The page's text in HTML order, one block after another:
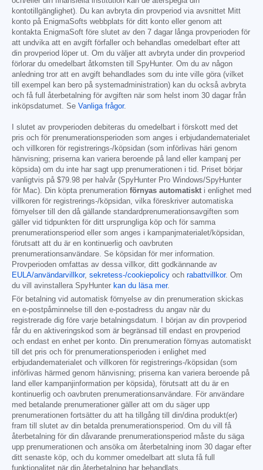
kontotillgänglighet). Du kan avbryta din provperiod via avsnittet Mitt
konto på EnigmaSofts webbplats för ditt konto eller genom att
kontakta EnigmaSoft före slutet av den 7 dagar långa provperioden för
att undvika att en avgift förfaller och behandlas omedelbart efter att
din provperiod löper ut. Om du väljer att avbryta under din provperiod
förlorar du omedelbart åtkomsten till SpyHunter. Om du av någon
anledning tror att en avgift behandlades som du inte ville göra (vilket
till exempel kan bero på systemadministration) kan du också avbryta
och få full återbetalning för avgiften när som helst inom 30 dagar från
inköpsdatumet. Se Vanliga frågor.
I slutet av provperioden debiteras du omedelbart i förskott med det
pris och för prenumerationsperioden som anges i erbjudandematerialet
och villkoren för registrerings-/köpsidan (som införlivas häri genom
hänvisning; priserna kan variera beroende på land eller kampanj per
köpsida) om du inte har sagt upp prenumerationen i tid. Priset börjar
vanligtvis på $79.98 per halvår (SpyHunter Pro Windows/SpyHunter
för Mac). Din köpta prenumeration förnyas automatiskt i enlighet med
villkoren för registrerings-/köpsidan, vilka föreskriver automatiska
förnyelser till den då gällande standardprenumerationsavgiften som
gäller vid tidpunkten för ditt ursprungliga köp och för samma
prenumerationsperiod eller som anges i kampanjmaterialet/köpsidan,
förutsatt att du är en kontinuerlig och oavbruten
prenumerationsanvändare. Se köpsidan för mer information.
Provperioden omfattas av dessa villkor, ditt godkännande av
EULA/användarvillkor, sekretess-/cookiepolicy och rabattvillkor. Om
du vill avinstallera SpyHunter kan du läsa mer.
För betalning vid automatisk förnyelse av din prenumeration skickas
en e-postpåminnelse till den e-postadress du angav när du
registrerade dig före varje betalningsdatum. I början av din provperiod
får du en aktiveringskod som är begränsad till endast en provperiod
och endast en enhet per konto. Din prenumeration förnyas automatiskt
till det pris och för prenumerationsperioden i enlighet med
erbjudandematerialet och villkoren för registrerings-/köpsidan (som
införlivas härmed genom hänvisning; priserna kan variera beroende på
land eller kampanjinformation per köpsida), förutsatt att du är en
kontinuerlig och oavbruten prenumerationsanvändare. För användare
med betalande prenumerationer gäller att om du säger upp
prenumerationen fortsätter du att ha tillgång till din/dina produkt(er)
fram till slutet av din betalda prenumerationsperiod. Om du vill få
återbetalning för din dåvarande prenumerationsperiod måste du säga
upp prenumerationen och ansöka om återbetalning inom 30 dagar efter
ditt senaste köp, och du kommer omedelbart att sluta få full